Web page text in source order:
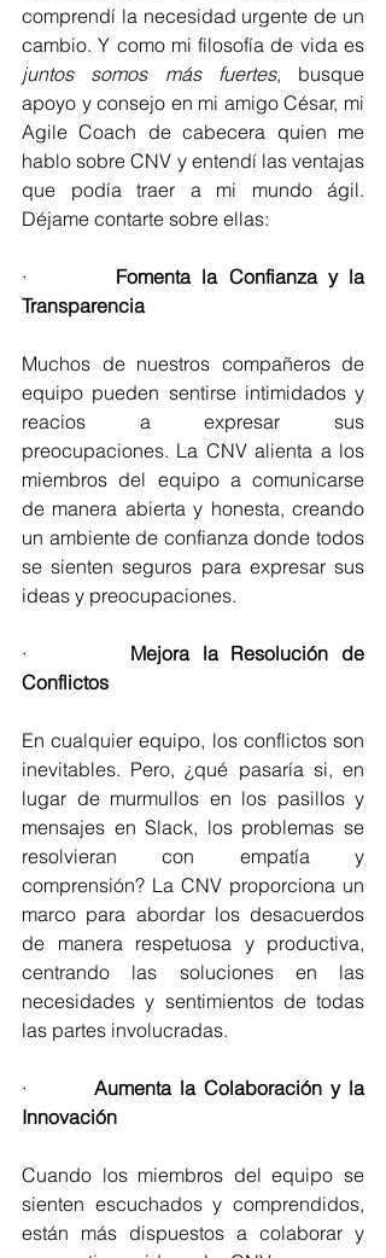
comprendí la necesidad urgente de un
juntos somos más fuertes, busque
apoyo y consejo en mi amigo César, mi
Agile Coach de cabecera quien me
hablo sobre CNV y entendí las ventajas
que podía traer a mi mundo ágil.
Déjame contarte sobre ellas:
· Fomenta la Confianza y la
Transparencia
Muchos de nuestros compañeros de
equipo pueden sentirse intimidados y
reacios a expresar sus
preocupaciones. La CNV alienta a los
miembros del equipo a comunicarse
de manera abierta y honesta, creando
un ambiente de confianza donde todos
se sienten seguros para expresar sus
ideas y preocupaciones.
· Mejora la Resolución de
Conflictos
En cualquier equipo, los conflictos son
inevitables. Pero, ¿qué pasaría si, en
lugar de murmullos en los pasillos y
mensajes en Slack, los problemas se
resolvieran con empatía y
comprensión? La CNV proporciona un
marco para abordar los desacuerdos
de manera respetuosa y productiva,
centrando las soluciones en las
necesidades y sentimientos de todas
las partes involucradas.
· Aumenta la Colaboración y la
Innovación
Cuando los miembros del equipo se
sienten escuchados y comprendidos,
están más dispuestos a colaborar y